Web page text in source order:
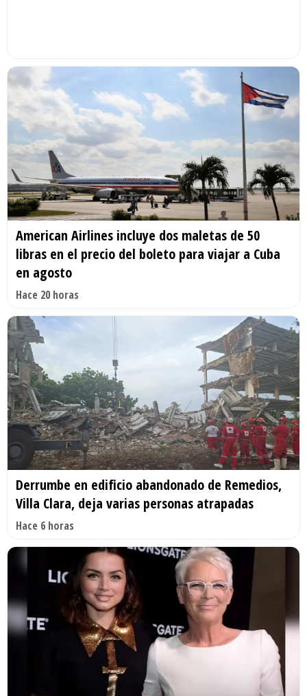
American Airlines incluye dos maletas de 50
libras en el precio del boleto para viajar a Cuba
en agosto
Hace 20 horas
Derrumbe en edificio abandonado de Remedios,
Villa Clara, deja varias personas atrapadas
Hace 6 horas